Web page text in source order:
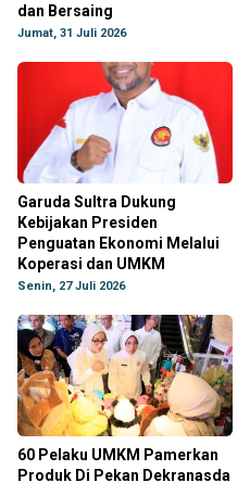
dan Bersaing
Jumat, 31 Juli 2026
Garuda Sultra Dukung
Kebijakan Presiden
Penguatan Ekonomi Melalui
Koperasi dan UMKM
Senin, 27 Juli 2026
60 Pelaku UMKM Pamerkan
Produk Di Pekan Dekranasda